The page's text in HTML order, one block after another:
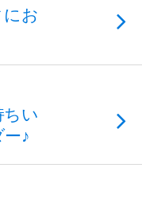
お
い
♪